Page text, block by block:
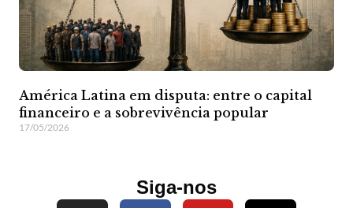
América Latina em disputa: entre o capital
financeiro e a sobrevivência popular
17/05/2026
Siga-nos